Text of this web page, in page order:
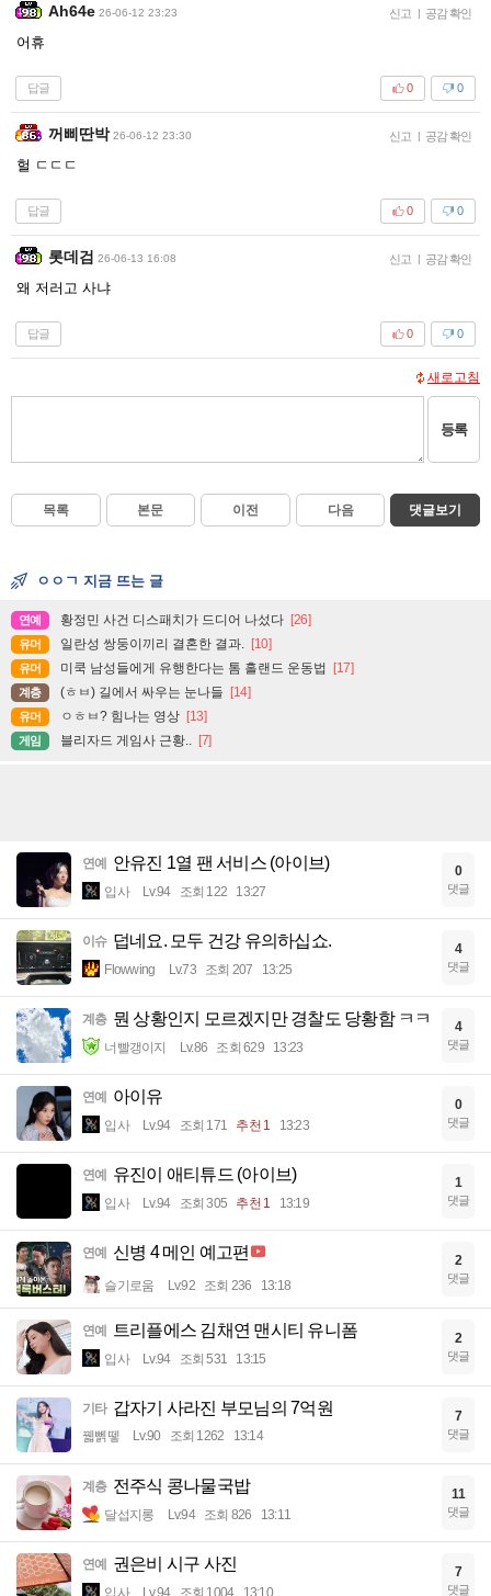
Ah64e 26-06-12 23:23 신고 | 공감 확인
어휴
답글 0
0
꺼삐딴박 26-06-12 23:30 신고 | 공감 확인
헐 ㄷㄷㄷ
답글 0
0
롯데검 26-06-13 16:08 신고 | 공감 확인
왜 저러고 사냐
답글 0
0
새로고침
등록
목록 본문 이전 다음 댓글보기
ㅇㅇㄱ 지금 뜨는 글
연예 황정민 사건 디스패치가 드디어 나섰다 [26]
유머 일란성 쌍둥이끼리 결혼한 결과. [10]
유머 미쿡 남성들에게 유행한다는 톰 홀랜드 운동법 [17]
계층 (ㅎㅂ) 길에서 싸우는 눈나들 [14]
유머 ㅇㅎㅂ? 힘나는 영상 [13]
게임 블리자드 게임사 근황.. [7]
연예 안유진 1열 팬 서비스 (아이브)
입사 Lv.94 조회 122 13:27
0
댓글
이슈 덥네요. 모두 건강 유의하십쇼.
Flowwing Lv.73 조회 207 13:25
4
댓글
계층 뭔 상황인지 모르겠지만 경찰도 당황함 ㅋㅋ
너빨갱이지 Lv.86 조회 629 13:23
4
댓글
연예 아이유
입사 Lv.94 조회 171 추천 1 13:23
0
댓글
연예 유진이 애티튜드 (아이브)
입사 Lv.94 조회 305 추천 1 13:19
1
댓글
연예 신병 4 메인 예고편
슬기로움 Lv.92 조회 236 13:18
2
댓글
연예 트리플에스 김채연 맨시티 유니폼
입사 Lv.94 조회 531 13:15
2
댓글
기타 갑자기 사라진 부모님의 7억원
꿻뻵뗗 Lv.90 조회 1262 13:14
7
댓글
계층 전주식 콩나물국밥
달섭지롱 Lv.94 조회 826 13:11
11
댓글
연예 권은비 시구 사진
입사 Lv.94 조회 1004 13:10
7
댓글